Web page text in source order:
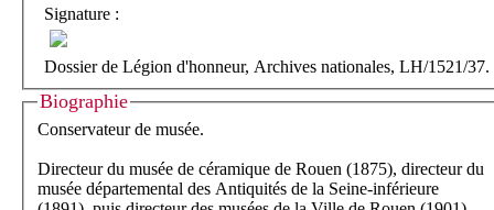
Signature :
Dossier de Légion d'honneur, Archives nationales, LH/1521/37.
Biographie
Conservateur de musée.
Directeur du musée de céramique de Rouen (1875), directeur du
musée départemental des Antiquités de la Seine-inférieure